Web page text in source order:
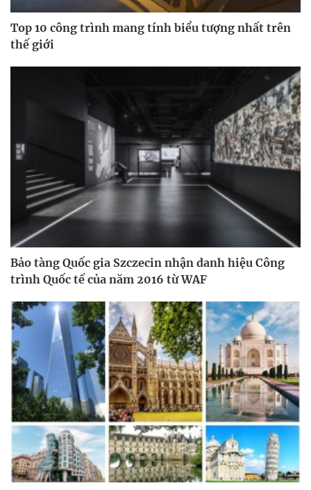
Top 10 công trình mang tính biểu tượng nhất trên
thế giới
Bảo tàng Quốc gia Szczecin nhận danh hiệu Công
trình Quốc tế của năm 2016 từ WAF